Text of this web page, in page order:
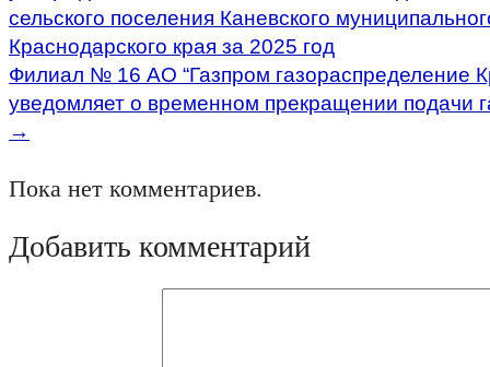
сельского поселения Каневского
Краснодарского края за 2025 год
Филиал № 16 АО “Газпром газораспределение
уведомляет о временном прекращении подачи
→
Пока нет комментариев.
Добавить комментарий